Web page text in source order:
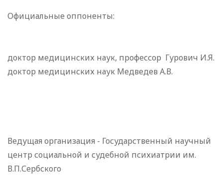
Официальные оппоненты:
доктор медицинских наук, профессор Гурович И.Я.
доктор медицинских наук Медведев А.В.
Ведущая организация - Государственный научный
центр социальной и судебной психиатрии им.
В.П.Сербского